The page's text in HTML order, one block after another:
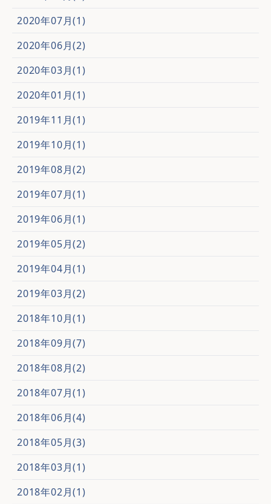
2020年07月(1)
2020年06月(2)
2020年03月(1)
2020年01月(1)
2019年11月(1)
2019年10月(1)
2019年08月(2)
2019年07月(1)
2019年06月(1)
2019年05月(2)
2019年04月(1)
2019年03月(2)
2018年10月(1)
2018年09月(7)
2018年08月(2)
2018年07月(1)
2018年06月(4)
2018年05月(3)
2018年03月(1)
2018年02月(1)